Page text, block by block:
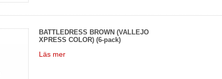
BATTLEDRESS BROWN (VALLEJO
XPRESS COLOR) (6-pack)
Läs mer